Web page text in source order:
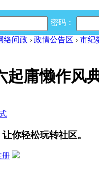
密码：
络问政 › 政情公告区 › 市纪
起庸懒作风
你轻松玩转社区。
册